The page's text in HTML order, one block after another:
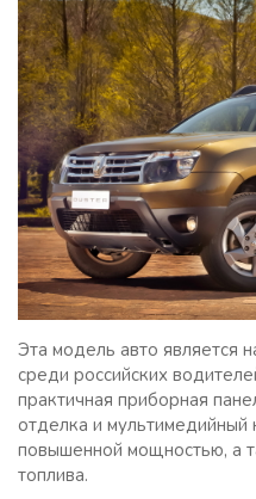
Эта модель авто является
среди российских
практичная приборная
отделка и мультимедийный
повышенной мощностью, а
топлива.